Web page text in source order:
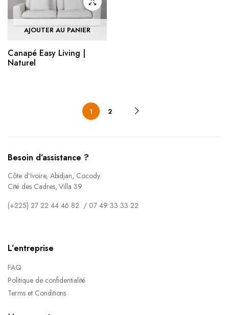
AJOUTER AU PANIER
Canapé Easy Living |
Naturel
1 2
Besoin d’assistance ?
Côte d’Ivoire, Abidjan, Cocody
Cité des Cadres, Villa 39
(+225) 27 22 44 46 82 / 07 49 33 33 22
L’entreprise
FAQ
Politique de confidentialité
Terms et Conditions